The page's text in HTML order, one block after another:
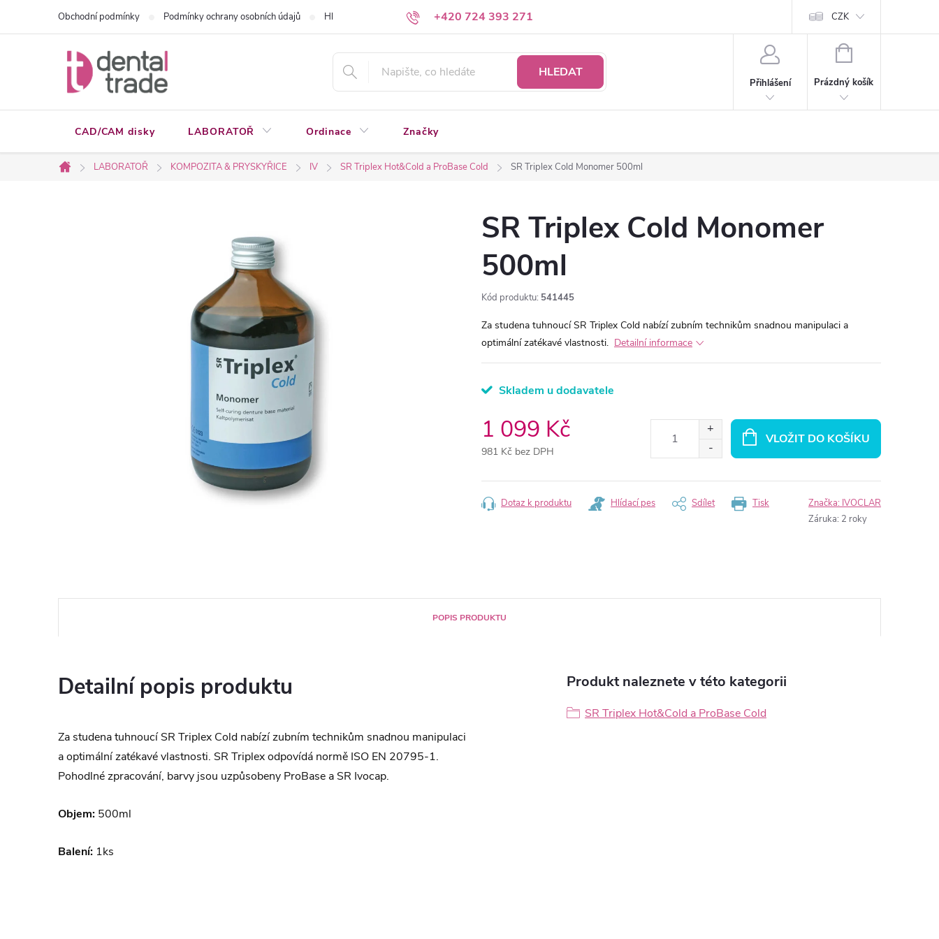
+420 724 393 271
Obchodní podmínky Podmínky ochrany osobních údajů Hledáte a nenacházíte? Napište nám CZK
HLEDAT
Přihlášení
NÁKUPNÍ
Prázdný košík
CAD/CAM disky LABORATOŘ Ordinace Značky
Domů
LABORATOŘ KOMPOZITA & PRYSKYŘICE IV SR Triplex Hot&Cold a ProBase Cold SR Triplex Cold Monomer 500ml
SR Triplex Cold Monomer
500ml
Kód produktu: 541445
Za studena tuhnoucí SR Triplex Cold nabízí zubním technikům snadnou manipulaci a
optimální zatékavé vlastnosti. Detailní informace
Skladem u dodavatele
1 099 Kč
981 Kč bez DPH
cena:
VLOŽIT DO KOŠÍKU
Tisk
Dotaz k produktu Hlídací pes Sdílet Značka: IVOCLAR
Záruka: 2 roky
POPIS PRODUKTU
Detailní popis produktu
Za studena tuhnoucí SR Triplex Cold nabízí zubním technikům snadnou manipulaci
a optimální zatékavé vlastnosti. SR Triplex odpovídá normě ISO EN 20795-1.
Pohodlné zpracování, barvy jsou uzpůsobeny ProBase a SR Ivocap.
Objem: 500ml
Balení: 1ks
Produkt naleznete v této kategorii
SR Triplex Hot&Cold a ProBase Cold